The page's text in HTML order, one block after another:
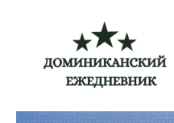
содержимому